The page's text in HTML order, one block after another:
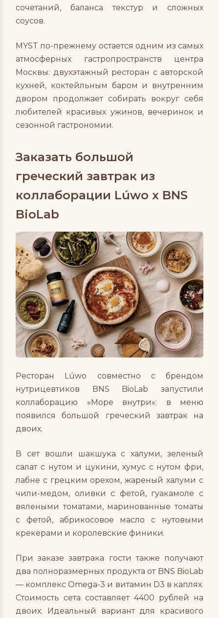
сочетаний, баланса текстур и сложных
соусов.
MYST по-прежнему остается одним из самых
атмосферных гастропространств центра
Москвы: двухэтажный ресторан с авторской
кухней, коктейльным баром и внутренним
двором продолжает собирать вокруг себя
любителей красивых ужинов, вечеринок и
сезонной гастрономии.
Заказать большой
греческий завтрак из
коллаборации Lúwo x BNS
BioLab
Ресторан Lúwo совместно с брендом
нутрицевтиков BNS BioLab запустили
коллаборацию «Море внутри»: в меню
появился большой греческий завтрак на
двоих.
В сет вошли шакшука с халуми, зеленый
салат с нутом и цукини, хумус с нутом фри,
лабне с грецким орехом, жареный халуми с
чили-медом, оливки с фетой, гуакамоле с
вялеными томатами, маринованные томаты
с фетой, абрикосовое масло с нутовыми
крекерами и королевские финики.
При заказе завтрака гости также получают
два полноразмерных продукта от BNS BioLab
— комплекс Omega-3 и витамин D3 в каплях.
Стоимость сета составляет 4400 рублей на
двоих. Идеальный вариант для красивого